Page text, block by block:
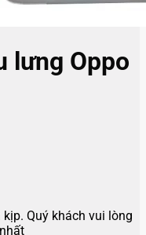
lưng Oppo
Quý khách vui lòng